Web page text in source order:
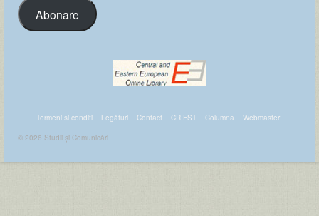
Abonare
Termeni si conditi Legături Contact CRIFST Columna
Webmaster
© 2026 Studii și Comunicări